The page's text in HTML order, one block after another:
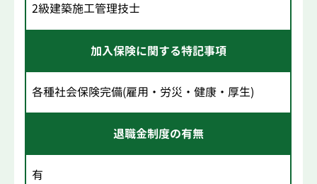
2級建築施工管理技士
加入保険に関する特記事項
各種社会保険完備(雇用・労災・健康・厚生)
退職金制度の有無
有